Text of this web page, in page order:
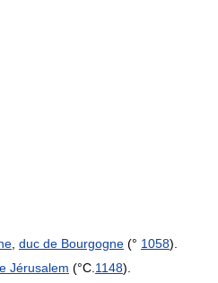
duc de Bourgogne (° 1058).
Jérusalem (°C. 1148).